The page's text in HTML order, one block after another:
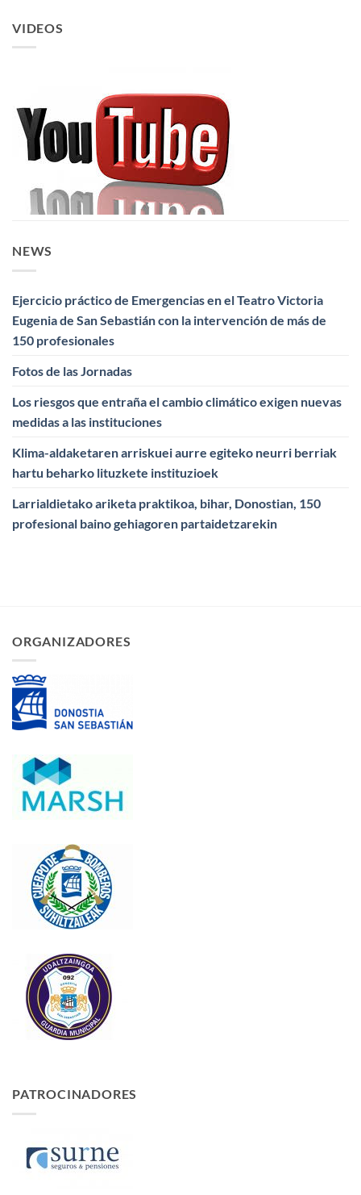
VIDEOS
NEWS
Ejercicio práctico de Emergencias en el Teatro Victoria
Eugenia de San Sebastián con la intervención de más de
150 profesionales
Fotos de las Jornadas
Los riesgos que entraña el cambio climático exigen nuevas
medidas a las instituciones
Klima-aldaketaren arriskuei aurre egiteko neurri berriak
hartu beharko lituzkete instituzioek
Larrialdietako ariketa praktikoa, bihar, Donostian, 150
profesional baino gehiagoren partaidetzarekin
ORGANIZADORES
PATROCINADORES